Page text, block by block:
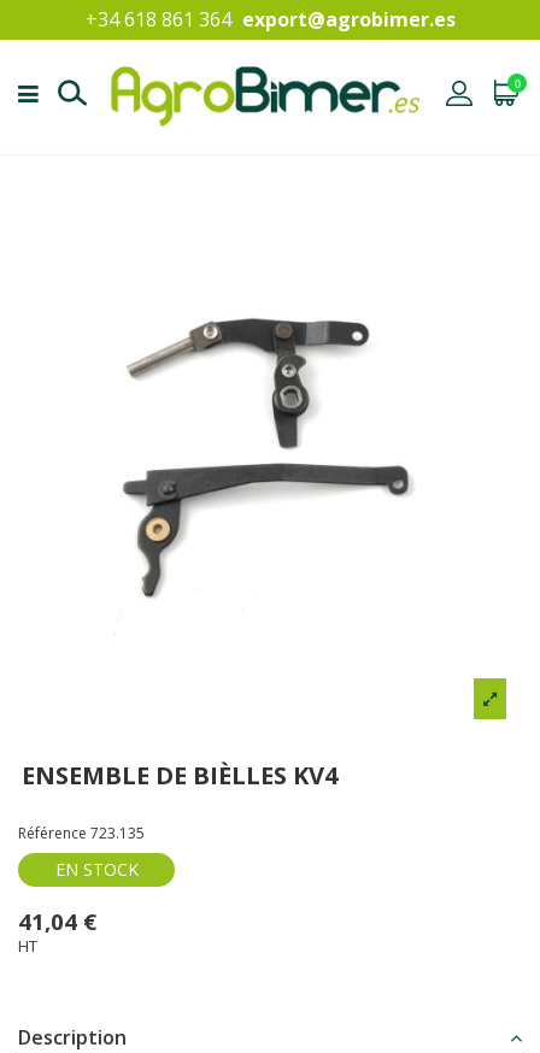
+34 618 861 364 export@agrobimer.es
0
ENSEMBLE DE BIÈLLES KV4
Référence 723.135
EN STOCK
41,04 €
HT
Description